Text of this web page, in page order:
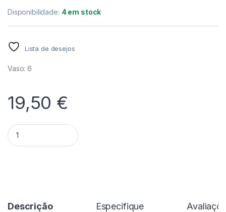
Disponibilidade: 4 em stock
Lista de desejos
Vaso: 6
19,50 €
Quantidade Anthurium Sylver Blush Mint - V.6
Descrição Especifique